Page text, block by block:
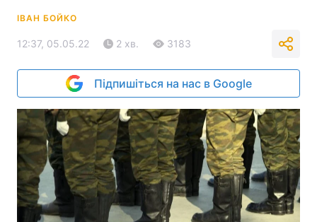
ІВАН БОЙКО
12:37, 05.05.22 2 хв. 3183
Підпишіться на нас в Google